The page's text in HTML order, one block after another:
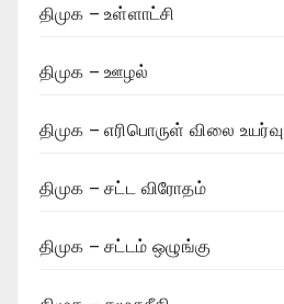
திமுக – உள்ளாட்சி
திமுக – ஊழல்
திமுக – எரிபொருள் விலை உயர்வு
திமுக – சட்ட விரோதம்
திமுக – சட்டம் ஒழுங்கு